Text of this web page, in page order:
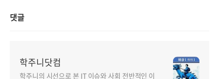
댓글
학주니닷컴
학주니의 시선으로 본 IT 이슈와 사회 전반적인 이